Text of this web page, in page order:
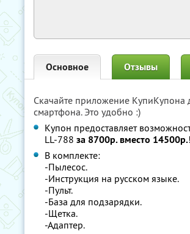
Основное Отзывы
Скачайте приложение КупиКупона
смартфона. Это удобно :)
Купон предоставляет
LL-788 за 8700р. вместо 14500р.!
В комплекте:
-Пылесос.
-Инструкция на русском языке.
-Пульт.
-База для подзарядки.
-Щетка.
-Адаптер.